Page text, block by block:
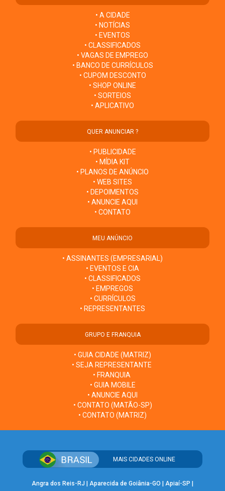
• A CIDADE
• NOTÍCIAS
• EVENTOS
• CLASSIFICADOS
• VAGAS DE EMPREGO
• BANCO DE CURRÍCULOS
• CUPOM DESCONTO
• SHOP ONLINE
• SORTEIOS
• APLICATIVO
QUER ANUNCIAR ?
• PUBLICIDADE
• MÍDIA KIT
• PLANOS DE ANÚNCIO
• WEB SITES
• DEPOIMENTOS
• ANUNCIE AQUI
• CONTATO
MEU ANÚNCIO
• ASSINANTES (EMPRESARIAL)
• EVENTOS E CIA
• CLASSIFICADOS
• EMPREGOS
• CURRÍCULOS
• REPRESENTANTES
GRUPO E FRANQUIA
• GUIA CIDADE (MATRIZ)
• SEJA REPRESENTANTE
• FRANQUIA
• GUIA MOBILE
• ANUNCIE AQUI
• CONTATO (MATÃO-SP)
• CONTATO (MATRIZ)
MAIS CIDADES ONLINE
Angra dos Reis-RJ Aparecida de Goiânia-GO Apiaí-SP